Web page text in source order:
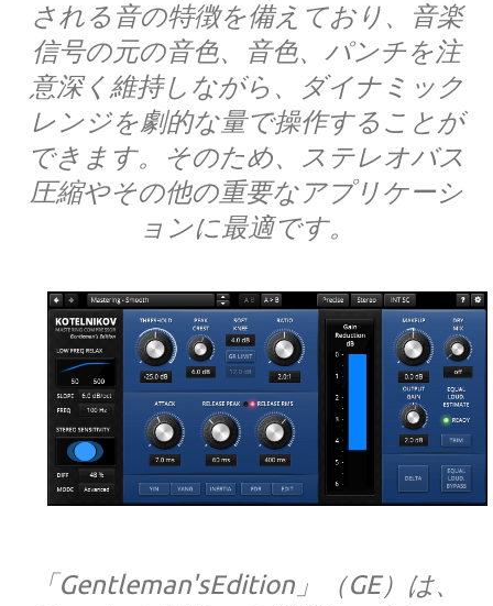
される音の特徴を備えており、音楽
信号の元の音色、音色​​、パンチを注
意深く維持しながら、ダイナミック
レンジを劇的な量で操作することが
できます。そのため、ステレオバス
圧縮やその他の重要なアプリケーシ
ョンに最適です。
「Gentleman'sEdition」（GE）は、